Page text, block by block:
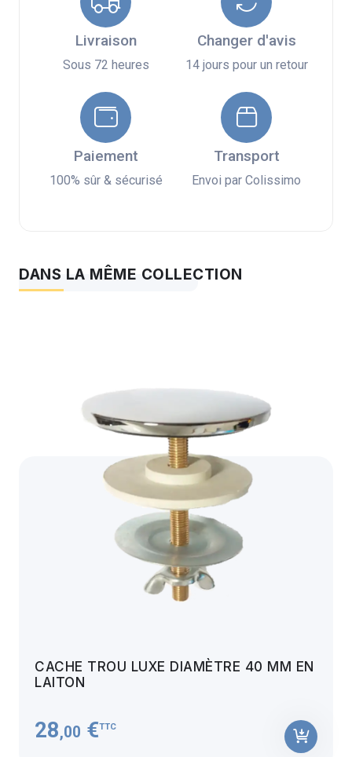
Livraison
Sous 72 heures
Changer d'avis
14 jours pour un retour
Paiement
100% sûr & sécurisé
Transport
Envoi par Colissimo
DANS LA MÊME COLLECTION
CACHE TROU LUXE DIAMÈTRE 40 MM EN
LAITON
28,00 €TTC